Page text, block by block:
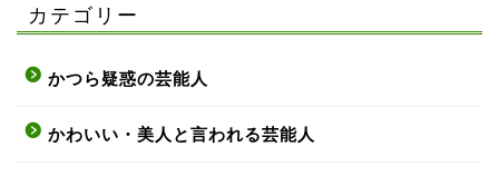
カテゴリー
かつら疑惑の芸能人
かわいい・美人と言われる芸能人